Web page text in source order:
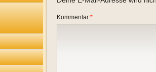
Kommentar *